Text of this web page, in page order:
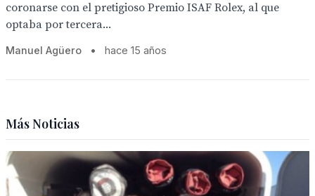
coronarse con el pretigioso Premio ISAF Rolex, al que
optaba por tercera...
Manuel Agüero • hace 15 años
Más Noticias